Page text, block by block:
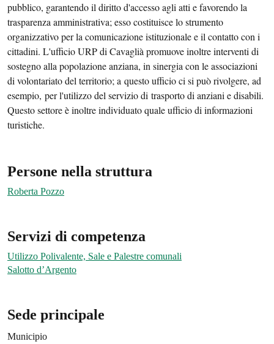
pubblico, garantendo il diritto d'accesso agli atti e favorendo la
trasparenza amministrativa; esso costituisce lo strumento
organizzativo per la comunicazione istituzionale e il contatto con i
cittadini. L'ufficio URP di Cavaglià promuove inoltre interventi di
sostegno alla popolazione anziana, in sinergia con le associazioni
di volontariato del territorio; a questo ufficio ci si può rivolgere, ad
esempio, per l'utilizzo del servizio di trasporto di anziani e disabili.
Questo settore è inoltre individuato quale ufficio di informazioni
turistiche.
Persone nella struttura
Roberta Pozzo
Servizi di competenza
Utilizzo Polivalente, Sale e Palestre comunali
Salotto d’Argento
Sede principale
Municipio